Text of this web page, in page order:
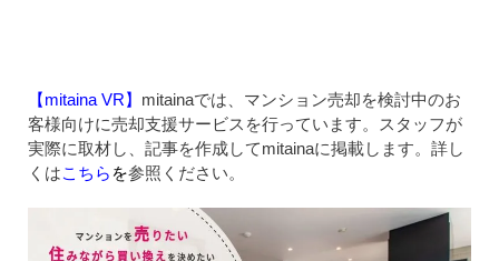
【mitaina VR】 mitainaでは、マンション売却を検討中のお
客様向けに売却支援サービスを行っています。スタッフが
実際に取材し、記事を作成してmitainaに掲載します。詳し
くはこちら を参照ください。